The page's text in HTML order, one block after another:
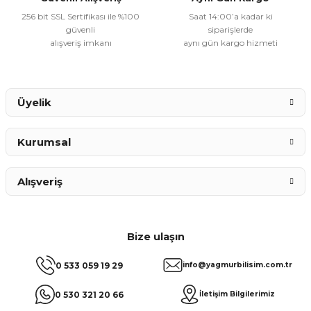
256 bit SSL Sertifikası ile %100
güvenli
alışveriş imkanı
Saat 14:00’a kadar ki
siparişlerde
aynı gün kargo hizmeti
Bize ulaşın
0 533 059 19 29
0 530 321 20 66
info@yagmurbilisim.com.tr
İletişim Bilgilerimiz
Üyelik
Kurumsal
Alışveriş